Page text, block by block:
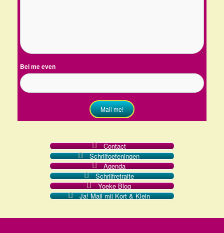
Bel me even
Mail me!
Contact
Schrijfoefeningen
Agenda
Schrijfretraite
Yoeke Blog
Ja! Mail mij Kort & Klein